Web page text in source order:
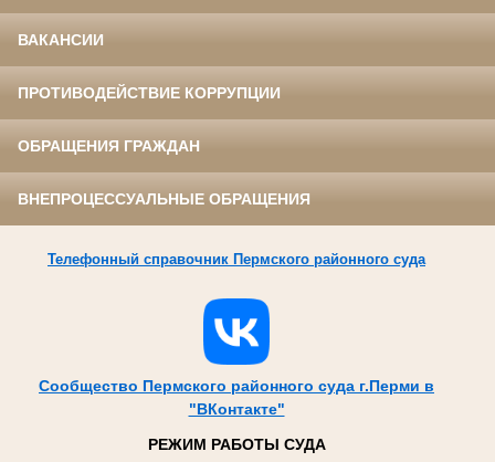
ВАКАНСИИ
ПРОТИВОДЕЙСТВИЕ КОРРУПЦИИ
ОБРАЩЕНИЯ ГРАЖДАН
ВНЕПРОЦЕССУАЛЬНЫЕ ОБРАЩЕНИЯ
Телефонный справочник Пермского районного суда
Сообщество Пермского районного суда г.Перми в
"ВКонтакте"
РЕЖИМ РАБОТЫ СУДА